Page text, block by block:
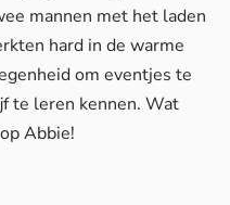
mannen met het laden
hard in de warme
om eventjes te
te leren kennen. Wat
Abbie!